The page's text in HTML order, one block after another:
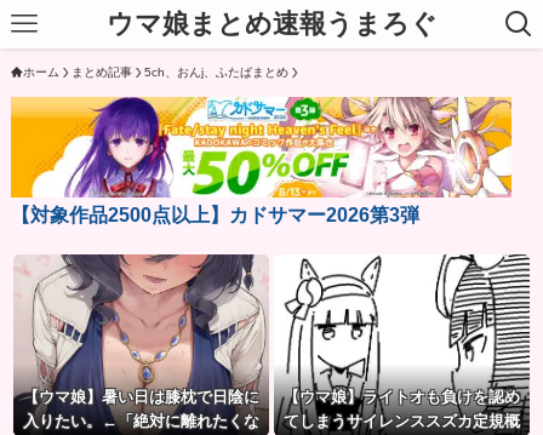
ウマ娘まとめ速報うまろぐ
ホーム まとめ記事 5ch、おんj、ふたばまとめ
【対象作品2500点以上】カドサマー2026第3弾
【ウマ娘】暑い日は膝枕で日陰に
入りたい。←「絶対に離れたくな
【ウマ娘】ライトオも負けを認め
てしまうサイレンススズカ定規概